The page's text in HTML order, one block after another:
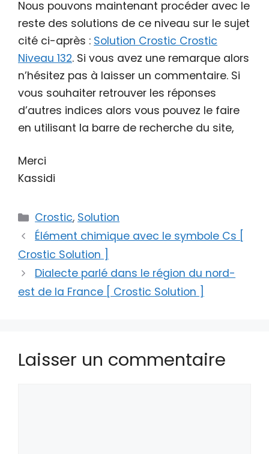
Nous pouvons maintenant procéder avec le
reste des solutions de ce niveau sur le sujet
cité ci-après : Solution Crostic Crostic
Niveau 132. Si vous avez une remarque alors
n’hésitez pas à laisser un commentaire. Si
vous souhaiter retrouver les réponses
d’autres indices alors vous pouvez le faire
en utilisant la barre de recherche du site,
Merci
Kassidi
Catégories
Crostic, Solution
Élément chimique avec le symbole Cs [
Crostic Solution ]
Dialecte parlé dans le région du nord-
est de la France [ Crostic Solution ]
Laisser un commentaire